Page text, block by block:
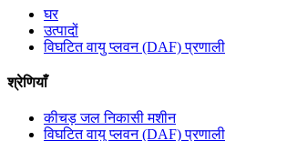
घर
उत्पादों
विघटित वायु प्लवन (DAF) प्रणाली
श्रेणियाँ
कीचड़ जल निकासी मशीन
विघटित वायु प्लवन (DAF) प्रणाली